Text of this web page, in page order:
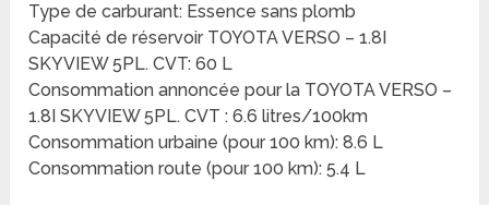
Type de carburant: Essence sans plomb
Capacité de réservoir TOYOTA VERSO – 1.8I
SKYVIEW 5PL. CVT: 60 L
Consommation annoncée pour la TOYOTA VERSO –
1.8I SKYVIEW 5PL. CVT : 6.6 litres/100km
Consommation urbaine (pour 100 km): 8.6 L
Consommation route (pour 100 km): 5.4 L